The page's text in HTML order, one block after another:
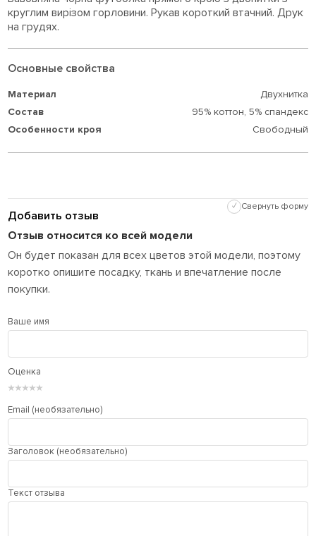
круглим вирізом горловини. Рукав короткий втачний. Друк
на грудях.
Основные свойства
Материал
Двухнитка
Состав
95% коттон, 5% спандекс
Особенности кроя
Свободный
Добавить отзыв
✓ Свернуть форму
Отзыв относится ко всей модели
Он будет показан для всех цветов этой модели, поэтому
коротко опишите посадку, ткань и впечатление после
покупки.
Ваше имя
Оценка
★
★
★
★
★
Email (необязательно)
Заголовок (необязательно)
Текст отзыва